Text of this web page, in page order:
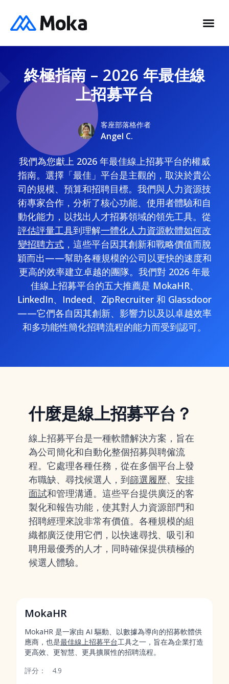
終極指南 – 2026 年最佳線
上招募平台
客座部落格作者
Angel C.
我們為您獻上 2026 年最佳線上招募平台的權威
指南。選擇「最佳」平台是主觀的，取決於貴公
司的規模、預算和招聘目標。我們與人力資源技
術專家合作，分析了核心功能、使用者體驗和自
動化能力，以找出人才招募領域的領先工具。從
評估評量工具到理解一體化人力資源軟體如何改
變招聘方式 ，這些平台因其創新和戰略價值而脫
穎而出——幫助各種規模的公司以更快的速度和
更高的效率建立卓越的團隊。我們對 2026 年最
佳線上招募平台的五大推薦是 MokaHR、
LinkedIn、Indeed、ZipRecruiter 和 Glassdoor
——它們各自因其創新、影響力以及以卓越效率
和多功能性簡化招聘流程的能力而受到認可。
什麼是線上招募平台？
線上招募平台是一種軟體解決方案，旨在
為公司簡化和自動化整個招募與聘僱流
程。它處理各種任務，從在多個平台上發
布職缺、尋找候選人，到篩選履歷、 安排
面試和管理溝通。這些平台提供廣泛的客
製化和報告功能，使其對人力資源部門和
招聘經理來說非常有價值。各種規模的組
織都廣泛使用它們，以快速尋找、吸引和
聘用最優秀的人才，同時確保提供積極的
候選人體驗。
MokaHR
MokaHR 是一家由 AI 驅動、以數據為導向的招募軟體供
應商，也是最佳線上招募平台工具之一，旨在為企業打造
更高效、更智慧、更具擴展性的招聘流程。
評分：
4.9